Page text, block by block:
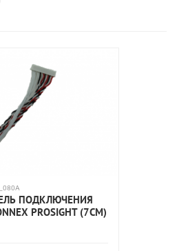
ПОДКЛЮЧЕНИЯ
PROSIGHT (7СМ)